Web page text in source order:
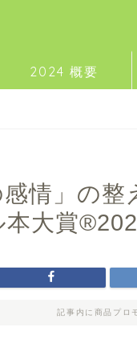
2024 概要
感情」の
本大賞
記事内に商品プロ